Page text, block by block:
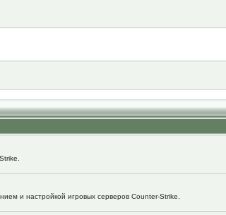
и настройкой игровых серверов Counter-Strike.